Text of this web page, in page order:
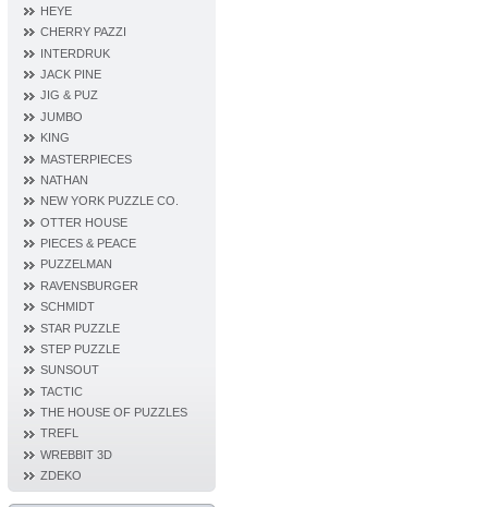
HEYE
CHERRY PAZZI
INTERDRUK
JACK PINE
JIG & PUZ
JUMBO
KING
MASTERPIECES
NATHAN
NEW YORK PUZZLE CO.
OTTER HOUSE
PIECES & PEACE
PUZZELMAN
RAVENSBURGER
SCHMIDT
STAR PUZZLE
STEP PUZZLE
SUNSOUT
TACTIC
THE HOUSE OF PUZZLES
TREFL
WREBBIT 3D
ZDEKO